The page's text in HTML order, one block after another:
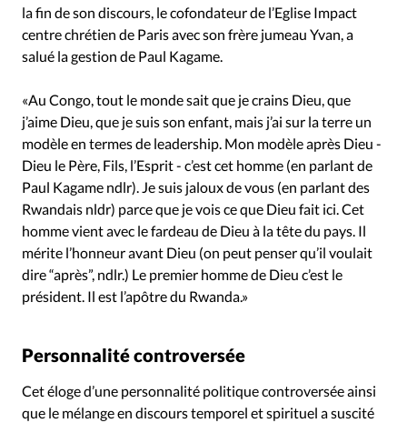
la fin de son discours, le cofondateur de l’Eglise Impact
centre chrétien de Paris avec son frère jumeau Yvan, a
salué la gestion de Paul Kagame.
«Au Congo, tout le monde sait que je crains Dieu, que
j’aime Dieu, que je suis son enfant, mais j’ai sur la terre un
modèle en termes de leadership. Mon modèle après Dieu -
Dieu le Père, Fils, l’Esprit - c’est cet homme (en parlant de
Paul Kagame ndlr). Je suis jaloux de vous (en parlant des
Rwandais nldr) parce que je vois ce que Dieu fait ici. Cet
homme vient avec le fardeau de Dieu à la tête du pays. Il
mérite l’honneur avant Dieu (on peut penser qu’il voulait
dire “après”, ndlr.) Le premier homme de Dieu c’est le
président. Il est l’apôtre du Rwanda.»
Personnalité controversée
Cet éloge d’une personnalité politique controversée ainsi
que le mélange en discours temporel et spirituel a suscité